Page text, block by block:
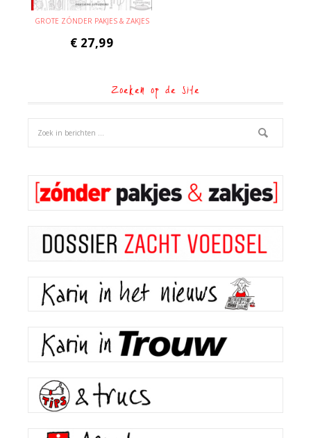
GROTE ZÓNDER PAKJES & ZAKJES
€ 27,99
Zoeken op de site